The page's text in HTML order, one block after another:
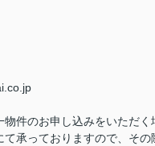
件のお申し込みをいただく
承っておりますので、その